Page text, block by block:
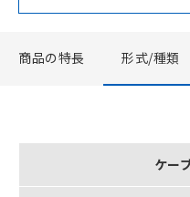
商品の特長 形式/種類
ケー